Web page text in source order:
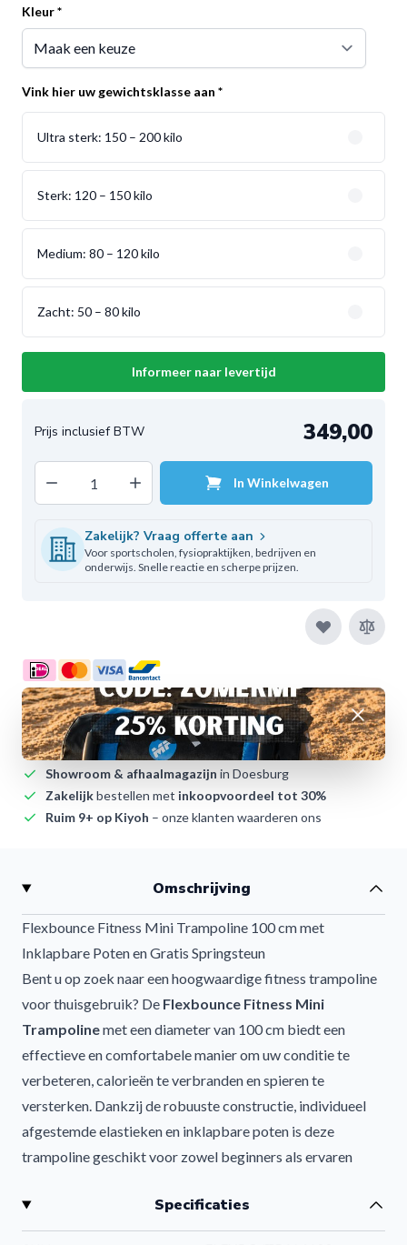
Kleur*
Vink hier uw gewichtsklasse aan *
Ultra sterk: 150 – 200 kilo
Sterk: 120 – 150 kilo
Medium: 80 – 120 kilo
Zacht: 50 – 80 kilo
Informeer naar levertijd
349,00
Decrease quantityIncrease quantityIn Winkelwagen
Zakelijk? Vraag offerte aan
Voor sportscholen, fysiopraktijken, bedrijven en
onderwijs. Snelle reactie en scherpe prijzen.
Voor 12:00besteld,vandaagverzonden (op werkdagen)
Dagelijkse verzendinguit eigen voorraad naarNederland
en België
Showroom & afhaalmagazijn in Doesburg
Zakelijkbestellen met inkoopvoordeel tot 30%
Ruim 9+ op Kiyoh – onze klanten waarderen ons
Omschrijving
Flexbounce Fitness Mini Trampoline 100 cm met
Inklapbare Poten en Gratis Springsteun
Bent u op zoek naar een hoogwaardige fitness trampoline
voor thuisgebruik? De Flexbounce Fitness Mini
Trampolinemet een diameter van 100 cm biedt een
effectieve en comfortabele manier om uw conditie te
verbeteren, calorieën te verbranden en spieren te
versterken. Dankzij de robuuste constructie, individueel
afgestemde elastieken en inklapbare poten is deze
trampoline geschikt voor zowel beginners als ervaren
Tijdelijk inclusief gratis springsteun ter waarde van
€69,-.
Specificaties
Afwijzen